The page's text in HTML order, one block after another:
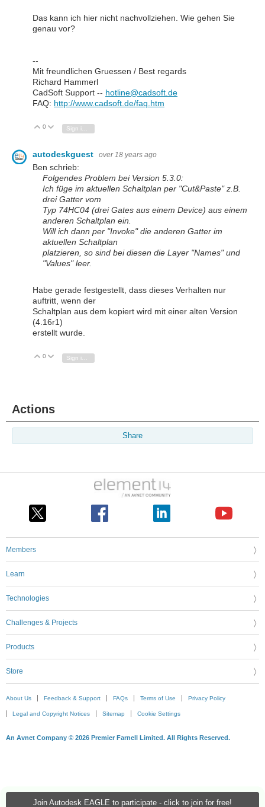
Join Autodesk EAGLE to participate - click to join for free!
Das kann ich hier nicht nachvollziehen. Wie gehen Sie
genau vor?
--
Mit freundlichen Gruessen / Best regards
Richard Hammerl
CadSoft Support -- hotline@cadsoft.de
FAQ: http://www.cadsoft.de/faq.htm
Vote Up
0 Vote Down
autodeskguest over 18 years ago
Ben schrieb:
Folgendes Problem bei Version 5.3.0:
Ich füge im aktuellen Schaltplan per "Cut&Paste" z.B.
drei Gatter vom
Typ 74HC04 (drei Gates aus einem Device) aus einem
anderen Schaltplan ein.
Will ich dann per "Invoke" die anderen Gatter im
aktuellen Schaltplan
platzieren, so sind bei diesen die Layer "Names" und
"Values" leer.
Habe gerade festgestellt, dass dieses Verhalten nur
auftritt, wenn der
Schaltplan aus dem kopiert wird mit einer alten Version
(4.16r1)
erstellt wurde.
Vote Up
0 Vote Down
Actions
Share
Members
Learn
Technologies
Challenges & Projects
Products
Store
About Us Feedback & Support FAQs Terms of Use Privacy Policy
Legal and Copyright Notices Sitemap Cookie Settings
An Avnet Company © 2026 Premier Farnell Limited. All Rights Reserved.